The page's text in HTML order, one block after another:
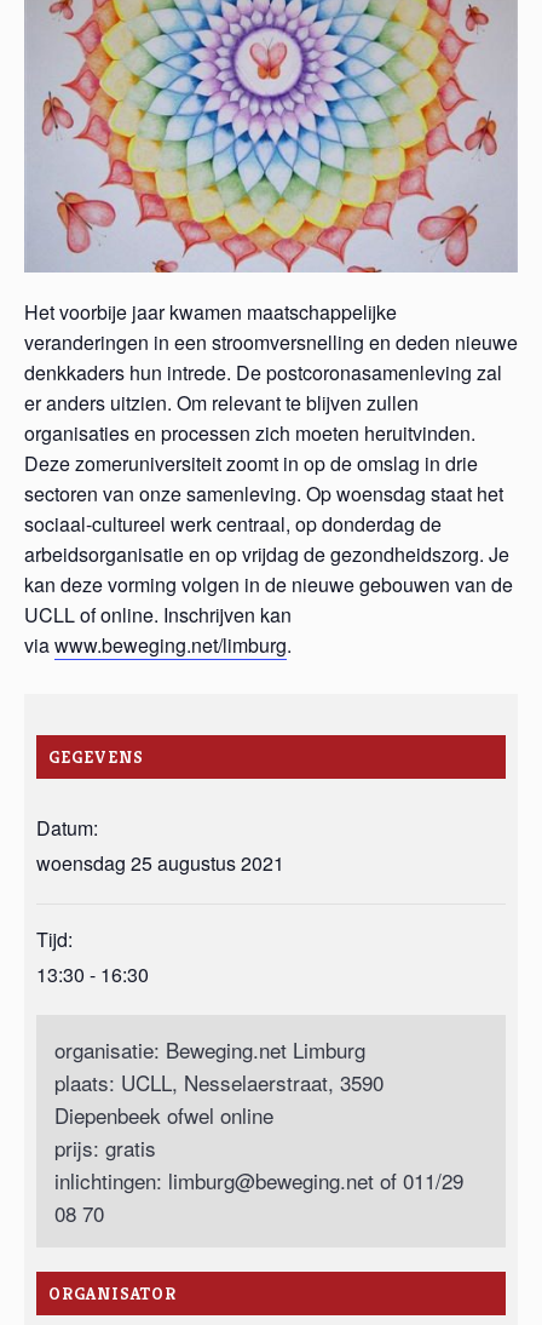
Het voorbije jaar kwamen maatschappelijke
veranderingen in een stroomversnelling en deden nieuwe
denkkaders hun intrede. De postcoronasamenleving zal
er anders uitzien. Om relevant te blijven zullen
organisaties en processen zich moeten heruitvinden.
Deze zomeruniversiteit zoomt in op de omslag in drie
sectoren van onze samenleving. Op woensdag staat het
sociaal-cultureel werk centraal, op donderdag de
arbeidsorganisatie en op vrijdag de gezondheidszorg. Je
kan deze vorming volgen in de nieuwe gebouwen van de
UCLL of online. Inschrijven kan
viawww.beweging.net/limburg.
GEGEVENS
Datum:
woensdag 25 augustus 2021
Tijd:
13:30 - 16:30
organisatie: Beweging.net Limburg
plaats: UCLL, Nesselaerstraat, 3590
Diepenbeek ofwel online
prijs: gratis
inlichtingen: limburg@beweging.net of 011/29
08 70
ORGANISATOR